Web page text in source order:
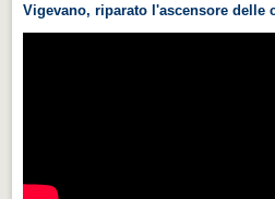
Territorio
Vigevano, riparato l'ascensore delle